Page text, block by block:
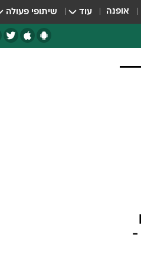
אופנה עוד שיתופי פעולה
-